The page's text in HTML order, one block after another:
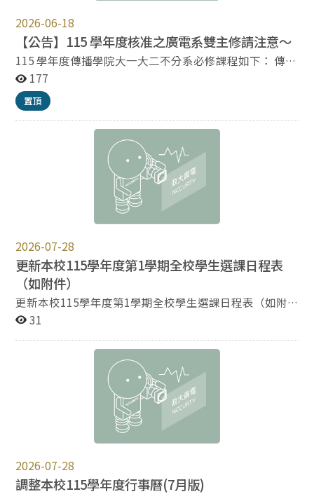
渡，逐漸不再只是過程，而成為一種持續存在的狀態。掙
扎因此不只是情緒或事件，而是一種結構性的經驗，一種
無法完成、無法結束、也無法真正離開的狀態延續。 我
們試圖凝視這些被延宕的時刻：那些未被完成的選擇、未
能實現的身分、以及始終無法抵達的未來想像。我們不將
「之間」視為過渡，而將其視為一種棲居之地；我們不將
「未竟」視為缺失，而視為當代生命的常態。 我們希望
透過這樣的策展主題以及影展的播映，邀請所有共同參與
創作的同學們，以及所有對本次創作有興趣的觀眾一起走
入未竟之地，也邀請業界講師——陳瑄老師、沈可尚老師
與創作者進行對話，一同探尋那些存於滯流中的漣漪，望
見猶疑之際的掙扎與美麗。也期盼在這之中，創作者們的
交流互動，能為同學們撥開迷霧，豁然開朗。 本次影展
共播映三部劇情短片和一部紀錄短片， 依序為
包括喜劇與悲劇、家庭困境、身份認同等，透過各式影像
手法與類型，堆砌出一部部精彩絢爛的創作成品。 特別
感謝卓庭伍老師與鍾適芳老師，以溫暖與真誠，陪伴每部
作品一步步的成長與完整，使學生透過想法的激盪及意見
的回饋走過創作的艱苦，也讓每部作品在最後的呈現展現
覓真理所留下的足跡，就是我們自立於未竟之間的最佳證
組：林佑珊、鄭子鴻 影片組：衛霽昀、周易萱 視設組：
萱、李橙夏、陳逸璇、王師湲、何梓昊、洪若曦 王彥晴
獨立專題參展同學： 黃克宣、魏思涵、林佑珊、李橙夏、
2026-06-18
【公告】115 學年度核准之廣電系雙主修請注意～
115 學年度傳播學院大一大二不分系必修課程如下： 傳播
概論 傳播與社會 傳播與當代思潮 互動設計基礎（115 學
期起） 基礎影音製作 資料分析基礎與策略 ※除傳院大一
大二不分系大一生灌檔必修課外，重修、補修、雙主修生
請自行選課。
177
置頂
2026-07-28
更新本校115學年度第1學期全校學生選課日程表
（如附件）
更新本校115學年度第1學期全校學生選課日程表（如附
件） 依據大學招聯會115年7月8日公告115學年度分科測
士班新生選課作 業，故同步更新旨揭日程表。
31
2026-07-28
調整本校115學年度行事曆(7月版)